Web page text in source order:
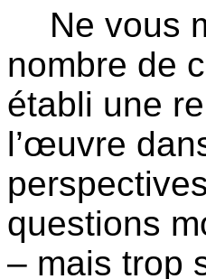
Ne vous
nombre de
établi une
l’œuvre
questions
– mais trop